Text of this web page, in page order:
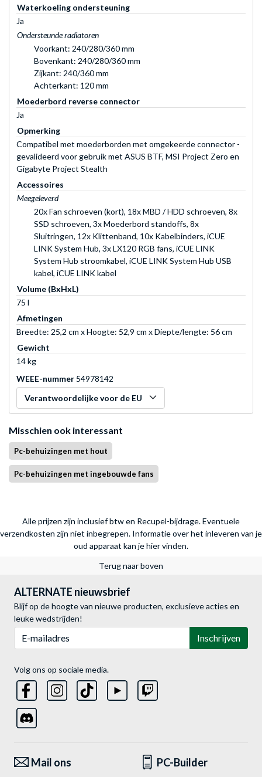
Waterkoeling ondersteuning
Ja
Ondersteunde radiatoren
Voorkant: 240/280/360 mm
Bovenkant: 240/280/360 mm
Zijkant: 240/360 mm
Achterkant: 120 mm
Moederbord reverse connector
Ja
Opmerking
Compatibel met moederborden met omgekeerde connector -
gevalideerd voor gebruik met ASUS BTF, MSI Project Zero en
Gigabyte Project Stealth
Accessoires
Meegeleverd
20x Fan schroeven (kort), 18x MBD / HDD schroeven, 8x
SSD schroeven, 3x Moederbord standoffs, 8x
Sluitringen, 12x Klittenband, 10x Kabelbinders, iCUE
LINK System Hub, 3x LX120 RGB fans, iCUE LINK
System Hub stroomkabel, iCUE LINK System Hub USB
kabel, iCUE LINK kabel
Volume (BxHxL)
75 l
Afmetingen
Breedte: 25,2 cm x Hoogte: 52,9 cm x Diepte/lengte: 56 cm
Gewicht
14 kg
WEEE-nummer 54978142
Verantwoordelijke voor de EU
Misschien ook interessant
Pc-behuizingen met hout
Pc-behuizingen met ingebouwde fans
Alle prijzen zijn inclusief btw en Recupel-bijdrage. Eventuele
verzendkosten zijn niet inbegrepen. Informatie over het inleveren van je
oud apparaat kan je hier vinden.
Terug naar boven
ALTERNATE nieuwsbrief
Blijf op de hoogte van nieuwe producten, exclusieve acties en
leuke wedstrijden!
Inschrijven
Volg ons op sociale media.
Mail ons PC-Builder